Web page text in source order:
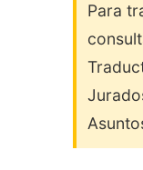
Para